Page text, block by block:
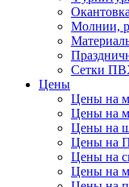
Молнии,
Сетки
Цены
Цены на
Цены на
Цены на
Цены на
Цены на
Цены на